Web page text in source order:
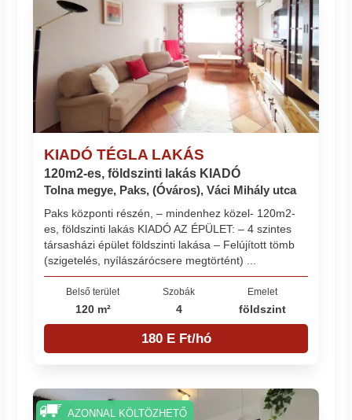
KIADÓ TÉGLA LAKÁS
120m2-es, földszinti lakás KIADÓ
Tolna megye, Paks, (Óváros), Váci Mihály utca
Paks központi részén, – mindenhez közel- 120m2-
es, földszinti lakás KIADÓ AZ ÉPÜLET: – 4 szintes
társasházi épület földszinti lakása – Felújított tömb
(szigetelés, nyílászárócsere megtörtént) ...
Belső terület
120 m²
Szobák
4
Emelet
földszint
180 E Ft/hó
AZONNAL KÖLTÖZHETŐ